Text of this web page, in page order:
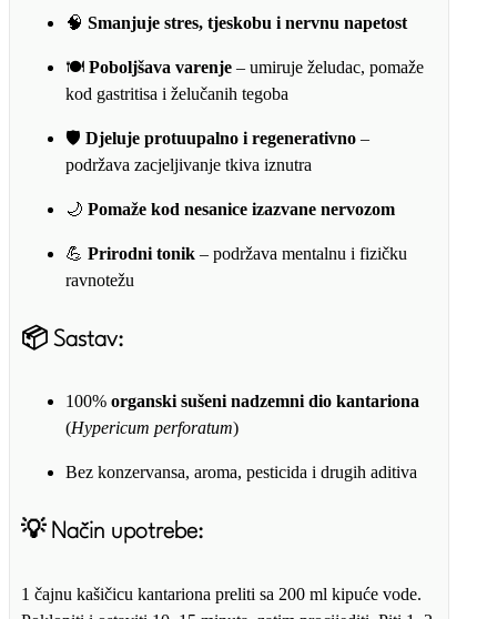
🧠 Smanjuje stres, tjeskobu i nervnu napetost
🍽️ Poboljšava varenje – umiruje želudac, pomaže
kod gastritisa i želučanih tegoba
🛡️ Djeluje protuupalno i regenerativno –
podržava zacjeljivanje tkiva iznutra
🌙 Pomaže kod nesanice izazvane nervozom
💪 Prirodni tonik – podržava mentalnu i fizičku
ravnotežu
📦 Sastav:
100% organski sušeni nadzemni dio kantariona
(Hypericum perforatum)
Bez konzervansa, aroma, pesticida i drugih aditiva
💡 Način upotrebe:
1 čajnu kašičicu kantariona preliti sa 200 ml kipuće vode.